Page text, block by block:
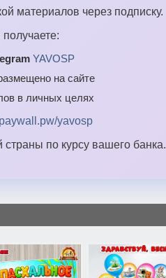
материалов через подписку.
YAVOSP
на сайте
в личных целях
yavosp
по курсу вашего банка.